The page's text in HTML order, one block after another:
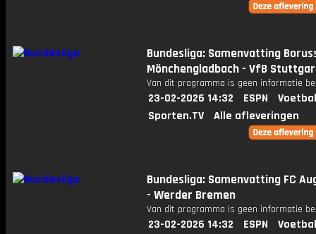
Bundesliga: Samenvatting
Mönchengladbach - VfB
Van dit programma is geen informatie
23-02-2026 14:32 ESPN
Sporten.TV
Alle afleveringen
Bundesliga: Samenvatting FC
- Werder Bremen
Van dit programma is geen informatie
23-02-2026 14:32 ESPN